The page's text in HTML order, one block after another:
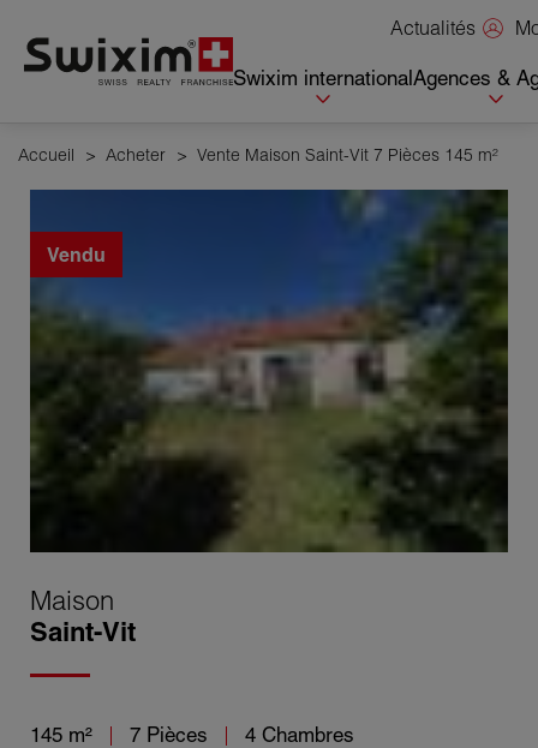
Actualités
Swixim internationalAgences &
Accueil > Acheter > Vente Maison Saint-Vit 7 Pièces 145 m²
Vendu
Maison
Saint-Vit
145 m² 7 Pièces 4 Chambres